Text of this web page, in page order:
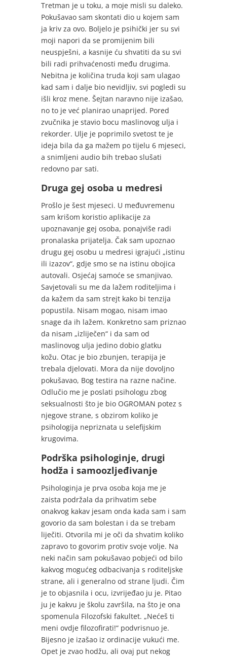
Tretman je u toku, a moje misli su daleko.
Pokušavao sam skontati dio u kojem sam
ja kriv za ovo. Boljelo je psihički jer su svi
moji napori da se promijenim bili
neuspješni, a kasnije ću shvatiti da su svi
bili radi prihvaćenosti među drugima.
Nebitna je količina truda koji sam ulagao
kad sam i dalje bio nevidljiv, svi pogledi su
išli kroz mene. Šejtan naravno nije izašao,
no to je već planirao unaprijed. Pored
zvučnika je stavio bocu maslinovog ulja i
rekorder. Ulje je poprimilo svetost te je
ideja bila da ga mažem po tijelu 6 mjeseci,
a snimljeni audio bih trebao slušati
redovno par sati.
Druga gej osoba u medresi
Prošlo je šest mjeseci. U međuvremenu
sam krišom koristio aplikacije za
upoznavanje gej osoba, ponajviše radi
pronalaska prijatelja. Čak sam upoznao
drugu gej osobu u medresi igrajući „istinu
ili izazov“, gdje smo se na istinu obojica
autovali. Osjećaj samoće se smanjivao.
Savjetovali su me da lažem roditeljima i
da kažem da sam strejt kako bi tenzija
popustila. Nisam mogao, nisam imao
snage da ih lažem. Konkretno sam priznao
da nisam „izliječen“ i da sam od
maslinovog ulja jedino dobio glatku
kožu. Otac je bio zbunjen, terapija je
trebala djelovati. Mora da nije dovoljno
pokušavao, Bog testira na razne načine.
Odlučio me je poslati psihologu zbog
seksualnosti što je bio OGROMAN potez s
njegove strane, s obzirom koliko je
psihologija nepriznata u selefijskim
krugovima.
Podrška psihologinje, drugi
hodža i samoozljeđivanje
Psihologinja je prva osoba koja me je
zaista podržala da prihvatim sebe
onakvog kakav jesam onda kada sam i sam
govorio da sam bolestan i da se trebam
liječiti. Otvorila mi je oči da shvatim koliko
zapravo to govorim protiv svoje volje. Na
neki način sam pokušavao pobjeći od bilo
kakvog mogućeg odbacivanja s roditeljske
strane, ali i generalno od strane ljudi. Čim
je to objasnila i ocu, izvrijeđao ju je. Pitao
ju je kakvu je školu završila, na što je ona
spomenula Filozofski fakultet. „Nećeš ti
meni ovdje filozofirati!“ podvrisnuo je.
Bijesno je izašao iz ordinacije vukući me.
Opet je zvao hodžu, ali ovaj put nekog